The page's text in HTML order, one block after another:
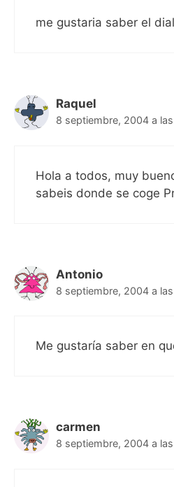
me gustaria saber el
Raquel
8 septiembre, 2004 a
Hola a todos, muy
sabeis donde se coge
Antonio
8 septiembre, 2004 a
Me gustaría saber en
carmen
8 septiembre, 2004 a